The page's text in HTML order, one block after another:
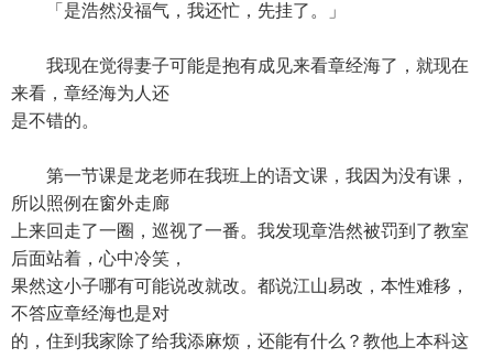
「是浩然没福气，我还忙，先挂了。」
我现在觉得妻子可能是抱有成见来看章经海了，就现在
来看，章经海为人还
是不错的。
第一节课是龙老师在我班上的语文课，我因为没有课，
所以照例在窗外走廊
上来回走了一圈，巡视了一番。我发现章浩然被罚到了教室
后面站着，心中冷笑，
果然这小子哪有可能说改就改。都说江山易改，本性难移，
不答应章经海也是对
的，住到我家除了给我添麻烦，还能有什么？教他上本科这